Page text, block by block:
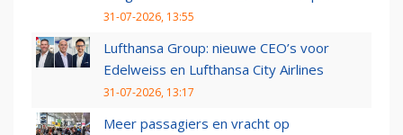
31-07-2026, 13:55
Lufthansa Group: nieuwe CEO’s voor
Edelweiss en Lufthansa City Airlines
31-07-2026, 13:17
Meer passagiers en vracht op